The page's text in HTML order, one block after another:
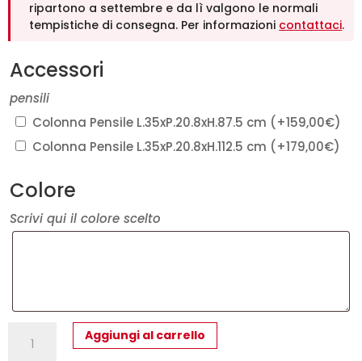
ripartono a settembre e da lì valgono le normali
tempistiche di consegna. Per informazioni contattaci.
Accessori
pensili
Colonna Pensile L.35xP.20.8xH.87.5 cm (+159,00€)
Colonna Pensile L.35xP.20.8xH.112.5 cm (+179,00€)
Colore
Scrivi qui il colore scelto
Mobile
Aggiungi al carrello